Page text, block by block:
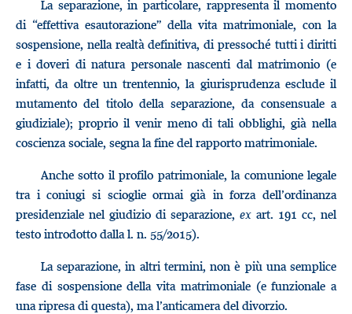
La separazione, in particolare, rappresenta il momento
di “effettiva esautorazione” della vita matrimoniale, con la
sospensione, nella realtà definitiva, di pressoché tutti i diritti
e i doveri di natura personale nascenti dal matrimonio (e
infatti, da oltre un trentennio, la giurisprudenza esclude il
mutamento del titolo della separazione, da consensuale a
giudiziale); proprio il venir meno di tali obblighi, già nella
coscienza sociale, segna la fine del rapporto matrimoniale.
Anche sotto il profilo patrimoniale, la comunione legale
tra i coniugi si scioglie ormai già in forza dell’ordinanza
presidenziale nel giudizio di separazione, ex art. 191 cc, nel
testo introdotto dalla l. n. 55/2015).
La separazione, in altri termini, non è più una semplice
fase di sospensione della vita matrimoniale (e funzionale a
una ripresa di questa), ma l’anticamera del divorzio.